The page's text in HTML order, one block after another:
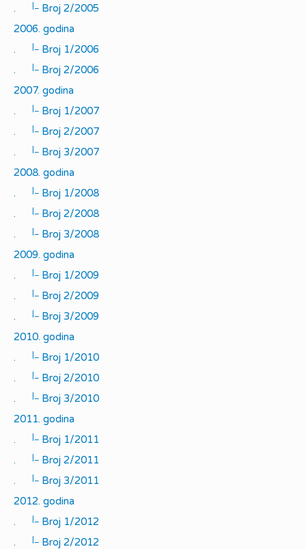
.
|_
Broj 2/2005
2006. godina
.
|_
Broj 1/2006
.
|_
Broj 2/2006
2007. godina
.
|_
Broj 1/2007
.
|_
Broj 2/2007
.
|_
Broj 3/2007
2008. godina
.
|_
Broj 1/2008
.
|_
Broj 2/2008
.
|_
Broj 3/2008
2009. godina
.
|_
Broj 1/2009
.
|_
Broj 2/2009
.
|_
Broj 3/2009
2010. godina
.
|_
Broj 1/2010
.
|_
Broj 2/2010
.
|_
Broj 3/2010
2011. godina
.
|_
Broj 1/2011
.
|_
Broj 2/2011
.
|_
Broj 3/2011
2012. godina
.
|_
Broj 1/2012
.
|_
Broj 2/2012